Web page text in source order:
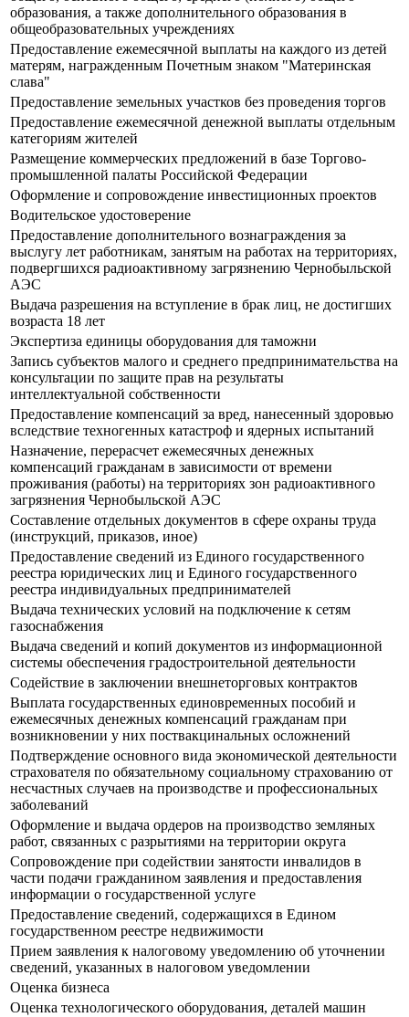
образования, а также дополнительного образования в
общеобразовательных учреждениях
Предоставление ежемесячной выплаты на каждого из детей
матерям, награжденным Почетным знаком "Материнская
слава"
Предоставление земельных участков без проведения торгов
Предоставление ежемесячной денежной выплаты отдельным
категориям жителей
Размещение коммерческих предложений в базе Торгово-
промышленной палаты Российской Федерации
Оформление и сопровождение инвестиционных проектов
Водительское удостоверение
Предоставление дополнительного вознаграждения за
выслугу лет работникам, занятым на работах на территориях,
подвергшихся радиоактивному загрязнению Чернобыльской
АЭС
Выдача разрешения на вступление в брак лиц, не достигших
возраста 18 лет
Экспертиза единицы оборудования для таможни
Запись субъектов малого и среднего предпринимательства на
консультации по защите прав на результаты
интеллектуальной собственности
Предоставление компенсаций за вред, нанесенный здоровью
вследствие техногенных катастроф и ядерных испытаний
Назначение, перерасчет ежемесячных денежных
компенсаций гражданам в зависимости от времени
проживания (работы) на территориях зон радиоактивного
загрязнения Чернобыльской АЭС
Составление отдельных документов в сфере охраны труда
(инструкций, приказов, иное)
Предоставление сведений из Единого государственного
реестра юридических лиц и Единого государственного
реестра индивидуальных предпринимателей
Выдача технических условий на подключение к сетям
газоснабжения
Выдача сведений и копий документов из информационной
системы обеспечения градостроительной деятельности
Содействие в заключении внешнеторговых контрактов
Выплата государственных единовременных пособий и
ежемесячных денежных компенсаций гражданам при
возникновении у них поствакцинальных осложнений
Подтверждение основного вида экономической деятельности
страхователя по обязательному социальному страхованию от
несчастных случаев на производстве и профессиональных
заболеваний
Оформление и выдача ордеров на производство земляных
работ, связанных с разрытиями на территории округа
Сопровождение при содействии занятости инвалидов в
части подачи гражданином заявления и предоставления
информации о государственной услуге
Предоставление сведений, содержащихся в Едином
государственном реестре недвижимости
Прием заявления к налоговому уведомлению об уточнении
сведений, указанных в налоговом уведомлении
Оценка бизнеса
Оценка технологического оборудования, деталей машин